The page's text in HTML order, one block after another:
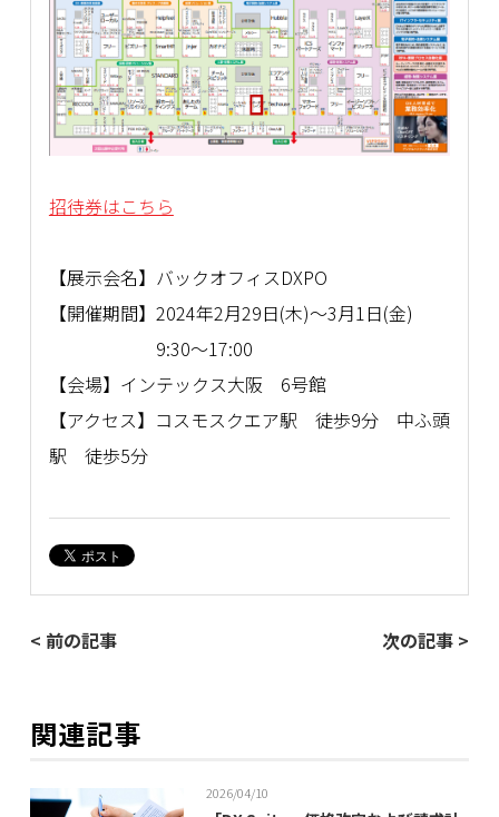
招待券はこちら
【展示会名】バックオフィスDXPO
【開催期間】2024年2月29日(木)～3月1日(金)
9:30～17:00
【会場】インテックス大阪 6号館
【アクセス】コスモスクエア駅 徒歩9分 中ふ頭
駅 徒歩5分
< 前の記事 次の記事 >
関連記事
2026/04/10